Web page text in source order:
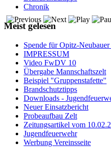
Chronik
Meist gelesen
Spende für Opitz-
IMPRESSUM
Video FwDV 10
Übergabe Mannschaftszelt
Beispiel "Gruppenstafette"
Brandschutztipps
Downloads -
Neuer Einsatzbericht
Probeaufbau Zelt
Zeitungsartikel vom
Jugendfeuerwehr
Werbung Vereinsseite